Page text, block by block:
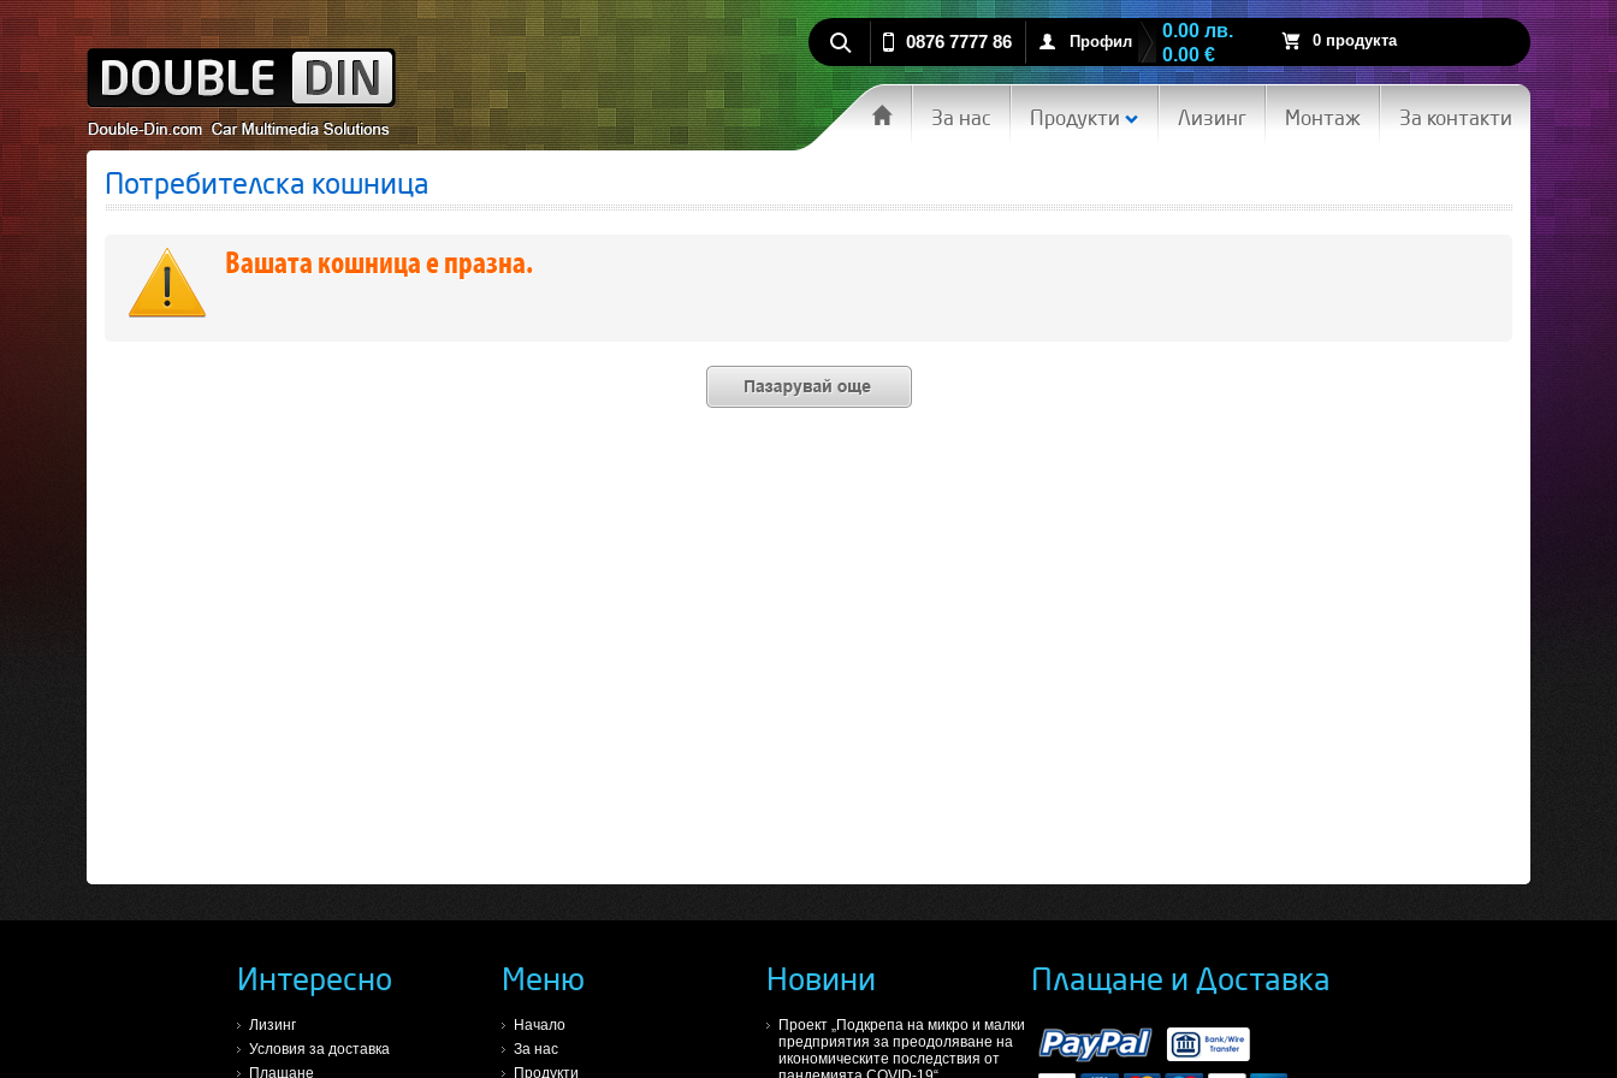
0876 7777 86 Профил 0 продукта
0.00 лв.
0.00 €
За нас Продукти Лизинг Монтаж За контакти
Потребителска кошница
Вашата кошница е празна.
Интересно
Лизинг
Условия за доставка
Плащане
Меню
Начало
За нас
Продукти
Новини
Проект „Подкрепа на микро и малки
предприятия за преодоляване на
икономическите последствия от
Плащане и Доставка